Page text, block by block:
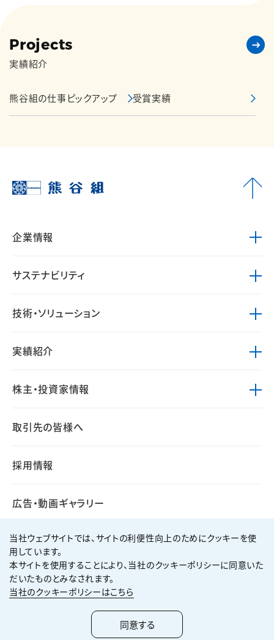
Projects
実績紹介
熊谷組の仕事ピックアップ 受賞実績
企業情報
サステナビリティ
技術・ソリューション
実績紹介
株主・投資家情報
取引先の皆様へ
採用情報
広告・動画ギャラリー
個人情報保護方針
サイト利用規約
サイトマップ
2026KUMAGAI GUMI CO.,LTD All Rights Reserved.
当社ウェブサイトでは、サイトの利便性向上のためにクッキーを使
用しています。
本サイトを使用することにより、当社のクッキーポリシーに同意いた
だいたものとみなされます。
当社のクッキーポリシーはこちら
同意する